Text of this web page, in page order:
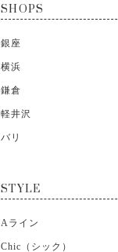
SHOPS
銀座
横浜
鎌倉
軽井沢
バリ
STYLE
Aライン
Chic（シック）